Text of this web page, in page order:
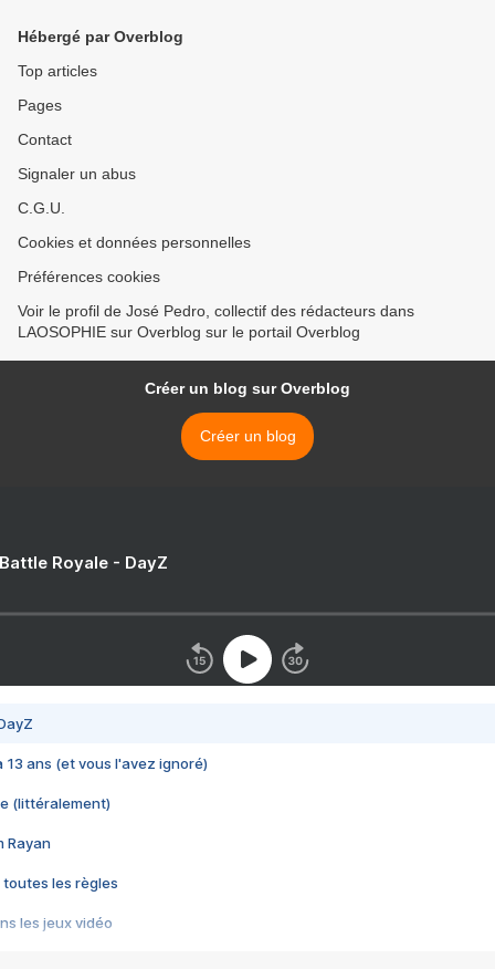
Hébergé par Overblog
Top articles
Pages
Contact
Signaler un abus
C.G.U.
Cookies et données personnelles
Préférences cookies
Voir le profil de José Pedro, collectif des rédacteurs dans
LAOSOPHIE sur Overblog sur le portail Overblog
Créer un blog sur Overblog
Créer un blog
Royale - DayZ
13 ans (et vous l'avez ignoré)
(littéralement)
Rayan
toutes les règles
les jeux vidéo